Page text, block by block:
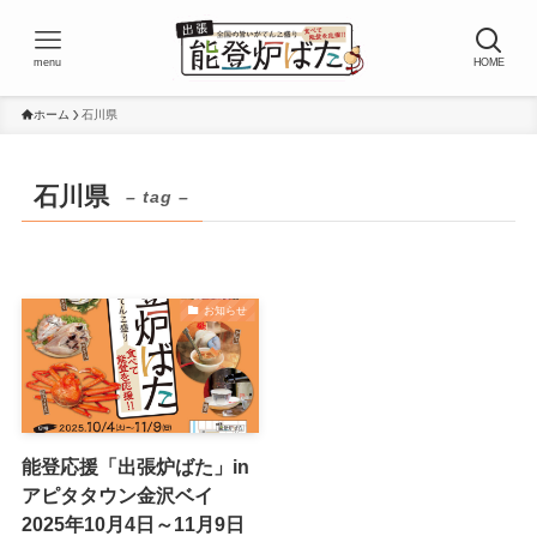
HOME
menu
ホーム 石川県
石川県 – tag –
お知らせ
能登応援「出張炉ばた」in
アピタタウン金沢ベイ
2025年10月4日～11月9日